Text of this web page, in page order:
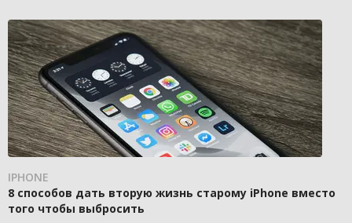
IPHONE
8 способов дать вторую жизнь старому iPhone вместо
того чтобы выбросить